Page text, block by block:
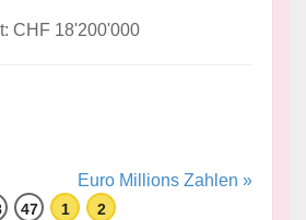
CHF 18'200'000
Euro Millions Zahlen »
47 1 2